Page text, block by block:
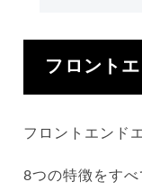
フロント
フロントエンド
8つの特徴をす